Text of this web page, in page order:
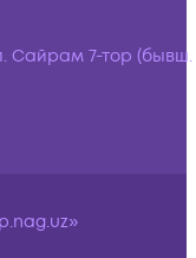
Сайрам 7-тор (бывш.